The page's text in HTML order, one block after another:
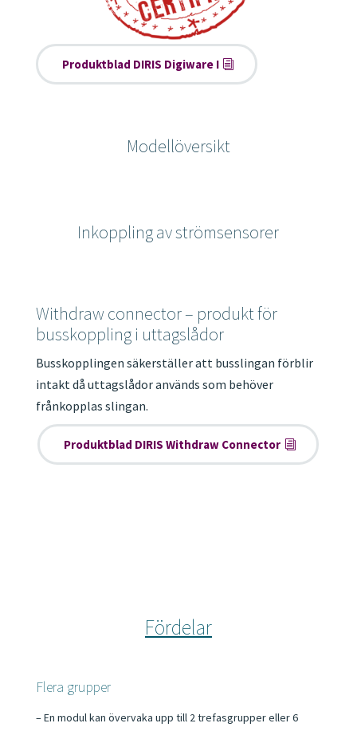
Produktblad DIRIS Digiware I
Modellöversikt
Inkoppling av strömsensorer
Withdraw connector – produkt för
busskoppling i uttagslådor
Busskopplingen säkerställer att busslingan förblir
intakt då uttagslådor används som behöver
frånkopplas slingan.
Produktblad DIRIS Withdraw Connector
Fördelar
Flera grupper
– En modul kan övervaka upp till 2 trefasgrupper eller 6